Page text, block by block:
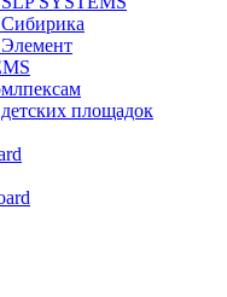
площадок